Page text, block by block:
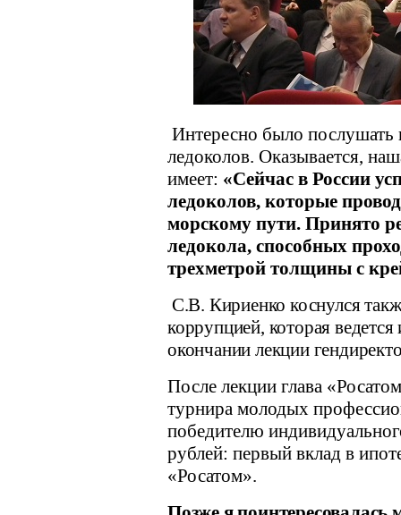
Интересно было послушать
ледоколов. Оказывается,
имеет: «Сейчас в России
ледоколов, которые
морскому пути. Принято
ледокола, способных
трехметрой толщины с
С.В. Кириенко коснулся
коррупцией, которая
окончании лекции
После лекции глава
турнира молодых
победителю
рублей: первый вклад в
«Росатом».